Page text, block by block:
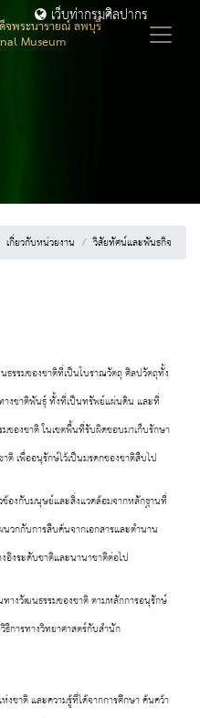
พระนารายณ์ ลพบุรี
Museum
เว็บท่ากรมศิลปากร
เกี่ยวกับหน่วยงาน วิสัยทัศน์และพันธกิจ
รรมของชาติที่เป็นโบราณวัตถุ ศิลปวัตถุทั้ง
งชาติพันธุ์ ทั้งที่เป็นทรัพย์แผ่นดิน และที่
องชาติ ในเขตพื้นที่รับผิดชอบมาเก็บรักษา
เพื่ออนุรักษ์ไว้เป็นมรดกของชาติสืบไป
ข้องกับมนุษย์และสิ่งแวดล้อมจากหลักฐานที่
วกกับการสืบค้นจากเอกสารและตำนาน
งระดับชาติและนานาชาติต่อไป
งวัฒนธรรมของชาติ ตามหลักการอนุรักษ์
การทางวิทยาศาสตร์กับสำนัก
าติ และความรู้ที่ได้จากการศึกษา ค้นคว้า